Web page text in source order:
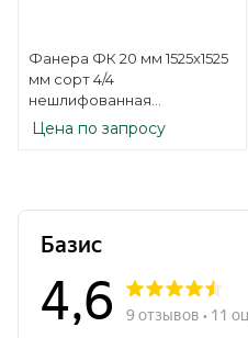
Фанера ФК 20 мм 1525х1525
мм сорт 4/4
нешлифованная
березовая
Цена по запросу